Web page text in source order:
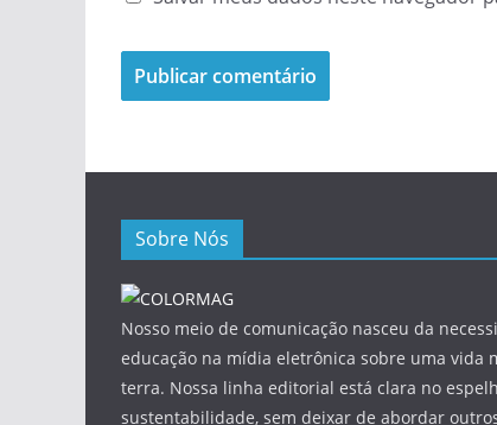
Sobre Nós
Nosso meio de comunicação nasceu da
educação na mídia eletrônica sobre uma vida
terra. Nossa linha editorial está clara no
sustentabilidade, sem deixar de abordar